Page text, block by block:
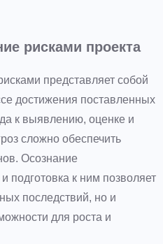
рисками проекта
представляет собой
достижения поставленных
к выявлению, оценке и
сложно обеспечить
Осознание
подготовка к ним позволяет
последствий, но и
для роста и